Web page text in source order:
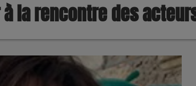
la rencontre des